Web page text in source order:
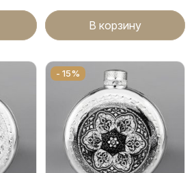
В корзину
- 15%